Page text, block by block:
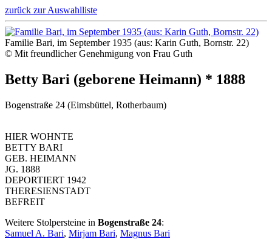
zurück zur Auswahlliste
Familie Bari, im September 1935 (aus: Karin Guth, Bornstr. 22)
© Mit freundlicher Genehmigung von Frau Guth
Betty Bari (geborene Heimann) * 1888
Bogenstraße 24 (Eimsbüttel, Rotherbaum)
HIER WOHNTE
BETTY BARI
GEB. HEIMANN
JG. 1888
DEPORTIERT 1942
THERESIENSTADT
BEFREIT
Weitere Stolpersteine in Bogenstraße 24:
Samuel A. Bari, Mirjam Bari, Magnus Bari